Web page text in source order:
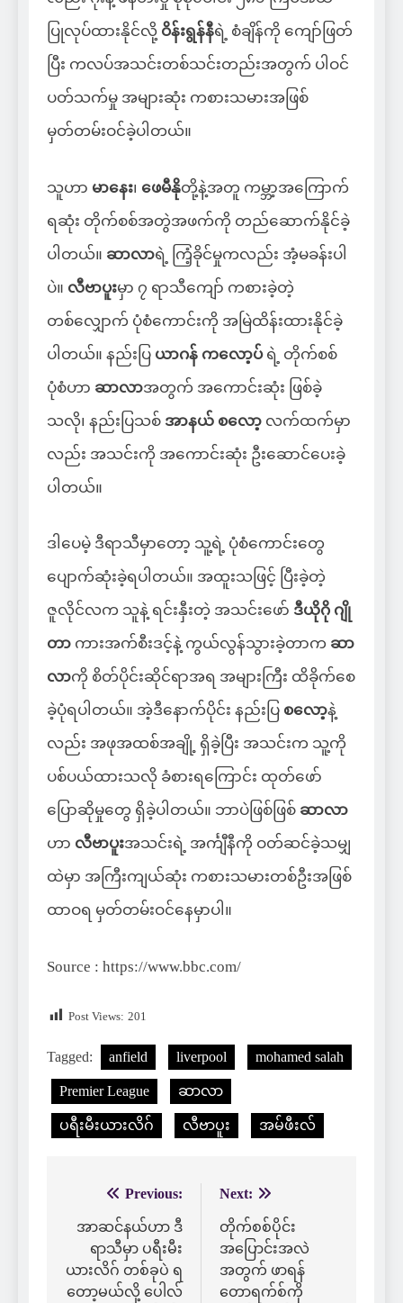
ပြုလုပ်ထားနိုင်လို့ ဝိန်းရွန်နီရဲ့ စံချိန်ကို ကျော်ဖြတ်
ပြီး ကလပ်အသင်းတစ်သင်းတည်းအတွက် ပါဝင်
ပတ်သက်မှု အများဆုံး ကစားသမားအဖြစ်
မှတ်တမ်းဝင်ခဲ့ပါတယ်။
သူဟာ မာနေး၊ ဖေမီနိုတို့နဲ့အတူ ကမ္ဘာ့အကြောက်
ရဆုံး တိုက်စစ်အတွဲအဖက်ကို တည်ဆောက်နိုင်ခဲ့
ပါတယ်။ ဆာလာရဲ့ ကြံ့ခိုင်မှုကလည်း အံ့မခန်းပါ
ပဲ။ လီဗာပူးမှာ ၇ ရာသီကျော် ကစားခဲ့တဲ့
တစ်လျှောက် ပုံစံကောင်းကို အမြဲထိန်းထားနိုင်ခဲ့
ပါတယ်။ နည်းပြ ယာဂန် ကလော့ပ်ရဲ့ တိုက်စစ်
ပုံစံဟာ ဆာလာအတွက် အကောင်းဆုံး ဖြစ်ခဲ့
သလို၊ နည်းပြသစ် အာနယ် စလော့ လက်ထက်မှာ
လည်း အသင်းကို အကောင်းဆုံး ဦးဆောင်ပေးခဲ့
ပါတယ်။
ဒါပေမဲ့ ဒီရာသီမှာတော့ သူ့ရဲ့ ပုံစံကောင်းတွေ
ပျောက်ဆုံးခဲ့ရပါတယ်။ အထူးသဖြင့် ပြီးခဲ့တဲ့
ဇူလိုင်လက သူနဲ့ ရင်းနှီးတဲ့ အသင်းဖော် ဒီယိုဂို ဂျို
တာ ကားအက်စီးဒင့်နဲ့ ကွယ်လွန်သွားခဲ့တာက ဆာ
လာကို စိတ်ပိုင်းဆိုင်ရာအရ အများကြီး ထိခိုက်စေ
ခဲ့ပုံရပါတယ်။ အဲ့ဒီနောက်ပိုင်း နည်းပြ စလော့နဲ့
လည်း အဖုအထစ်အချို့ ရှိခဲ့ပြီး အသင်းက သူ့ကို
ပစ်ပယ်ထားသလို ခံစားရကြောင်း ထုတ်ဖော်
ပြောဆိုမှုတွေ ရှိခဲ့ပါတယ်။ ဘာပဲဖြစ်ဖြစ် ဆာလာ
ဟာ လီဗာပူးအသင်းရဲ့ အင်္ကျီနီကို ဝတ်ဆင်ခဲ့သမျှ
ထဲမှာ အကြီးကျယ်ဆုံး ကစားသမားတစ်ဦးအဖြစ်
ထာဝရ မှတ်တမ်းဝင်နေမှာပါ။
Source : https://www.bbc.com/
Post Views: 201
Tagged: anfield liverpool mohamed salah
Premier League ဆာလာ
ပရီးမီးယားလိဂ် လီဗာပူး အမ်ဖီးလ်
navigation
Previous:
အာဆင်နယ်ဟာ ဒီ
ရာသီမှာ ပရီးမီး
ယားလိဂ် တစ်ခုပဲ ရ
တော့မယ်လို့ ပေါလ်
Next:
တိုက်စစ်ပိုင်း
အပြောင်းအလဲ
အတွက် ဖာရန်
တောရက်စ်ကို